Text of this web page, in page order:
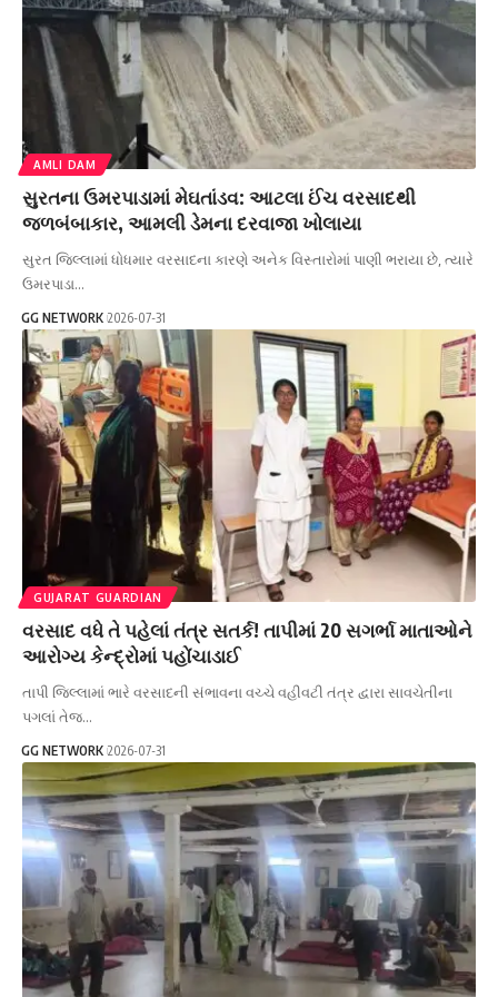
AMLI DAM
સુરતના ઉમરપાડામાં મેઘતાંડવ: આટલા ઈંચ વરસાદથી
જળબંબાકાર, આમલી ડેમના દરવાજા ખોલાયા
સુરત જિલ્લામાં ધોધમાર વરસાદના કારણે અનેક વિસ્તારોમાં પાણી ભરાયા છે, ત્યારે
ઉમરપાડા…
GG NETWORK 2026-07-31
GUJARAT GUARDIAN
વરસાદ વધે તે પહેલાં તંત્ર સતર્ક! તાપીમાં 20 સગર્ભા માતાઓને
આરોગ્ય કેન્દ્રોમાં પહોંચાડાઈ
તાપી જિલ્લામાં ભારે વરસાદની સંભાવના વચ્ચે વહીવટી તંત્ર દ્વારા સાવચેતીના
પગલાં તેજ…
GG NETWORK 2026-07-31